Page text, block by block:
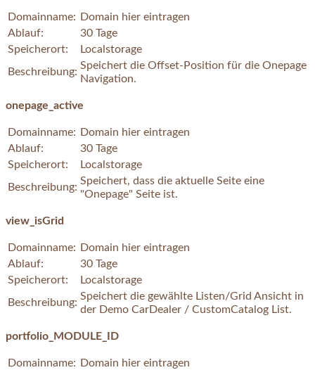
Domainname:
Domain hier eintragen
Ablauf:
30 Tage
Speicherort:
Localstorage
Beschreibung:
Speichert die Offset-Position für die Onepage
Navigation.
onepage_active
Domainname:
Domain hier eintragen
Ablauf:
30 Tage
Speicherort:
Localstorage
Beschreibung:
Speichert, dass die aktuelle Seite eine
"Onepage" Seite ist.
view_isGrid
Domainname:
Domain hier eintragen
Ablauf:
30 Tage
Speicherort:
Localstorage
Beschreibung:
Speichert die gewählte Listen/Grid Ansicht in
der Demo CarDealer / CustomCatalog List.
portfolio_MODULE_ID
Domainname:
Domain hier eintragen